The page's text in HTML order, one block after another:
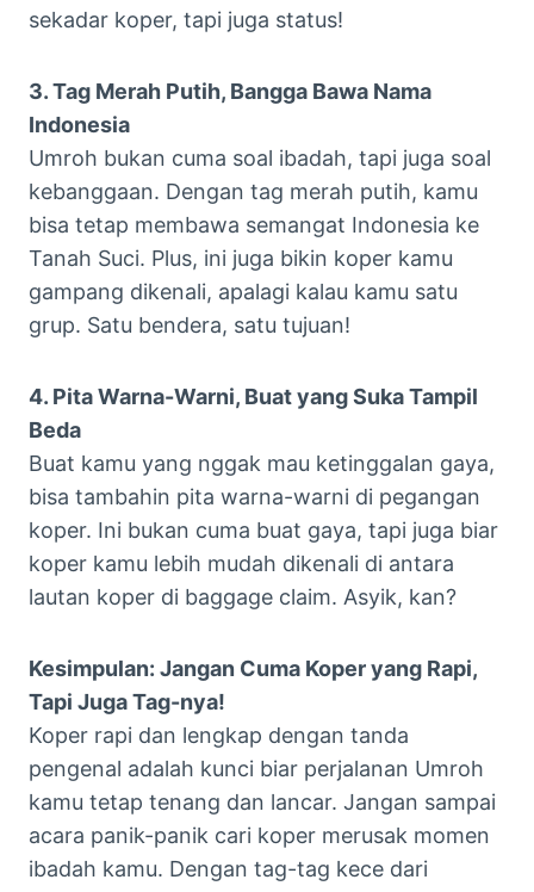
sekadar koper, tapi juga status!
3. Tag Merah Putih, Bangga Bawa Nama
Indonesia
Umroh bukan cuma soal ibadah, tapi juga soal
kebanggaan. Dengan tag merah putih, kamu
bisa tetap membawa semangat Indonesia ke
Tanah Suci. Plus, ini juga bikin koper kamu
gampang dikenali, apalagi kalau kamu satu
grup. Satu bendera, satu tujuan!
4. Pita Warna-Warni, Buat yang Suka Tampil
Beda
Buat kamu yang nggak mau ketinggalan gaya,
bisa tambahin pita warna-warni di pegangan
koper. Ini bukan cuma buat gaya, tapi juga biar
koper kamu lebih mudah dikenali di antara
lautan koper di baggage claim. Asyik, kan?
Kesimpulan: Jangan Cuma Koper yang Rapi,
Tapi Juga Tag-nya!
Koper rapi dan lengkap dengan tanda
pengenal adalah kunci biar perjalanan Umroh
kamu tetap tenang dan lancar. Jangan sampai
acara panik-panik cari koper merusak momen
ibadah kamu. Dengan tag-tag kece dari